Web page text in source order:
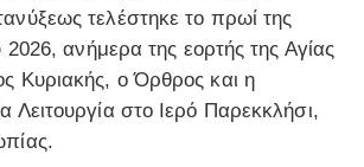
τελέστηκε το πρωί της
2026, ανήμερα της εορτής της Αγίας
Κυριακής, ο Όρθρος και η
Λειτουργία στο Ιερό Παρεκκλήσι,